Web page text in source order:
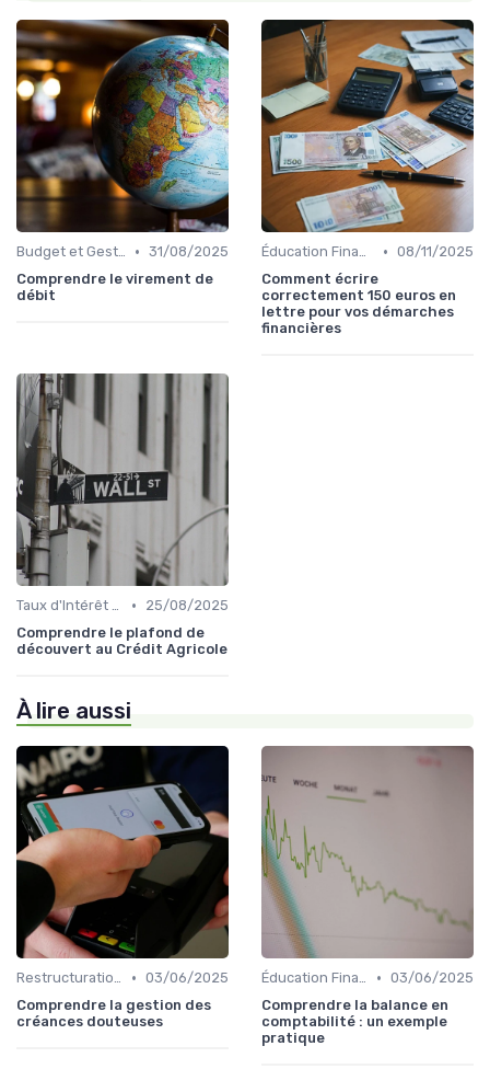
Budget et Gestion des Finances Personnelles • 31/08/2025
Comprendre le virement de
débit
Éducation Financière • 08/11/2025
Comment écrire
correctement 150 euros en
lettre pour vos démarches
financières
Taux d'Intérêt et Conditions de Crédit •
25/08/2025
Comprendre le plafond de
découvert au Crédit Agricole
À lire aussi
Restructuration de Dettes • 03/06/2025
Comprendre la gestion des
créances douteuses
Éducation Financière • 03/06/2025
Comprendre la balance en
comptabilité : un exemple
pratique